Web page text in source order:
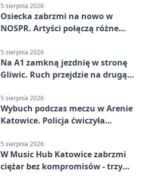
5 sierpnia 2026
Osiecka zabrzmi na nowo w
NOSPR. Artyści połączą różne
5 sierpnia 2026
Na A1 zamkną jezdnię w stronę
Gliwic. Ruch przejdzie na drugą
5 sierpnia 2026
Wybuch podczas meczu w Arenie
Katowice. Policja ćwiczyła
5 sierpnia 2026
W Music Hub Katowice zabrzmi
ciężar bez kompromisów - trzy